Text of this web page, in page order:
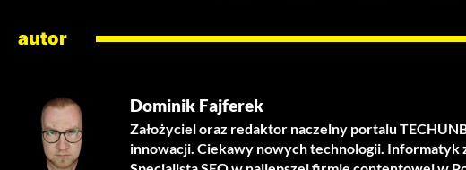
autor
Dominik Fajferek
Założyciel oraz redaktor naczelny portalu
innowacji. Ciekawy nowych technologii. Informatyk